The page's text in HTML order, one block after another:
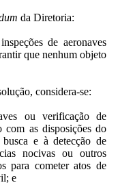
da Diretoria:
de aeronaves
que nenhum objeto
considera-se:
ou verificação de
com as disposições do
e à detecção de
nocivas ou outros
para cometer atos de
e